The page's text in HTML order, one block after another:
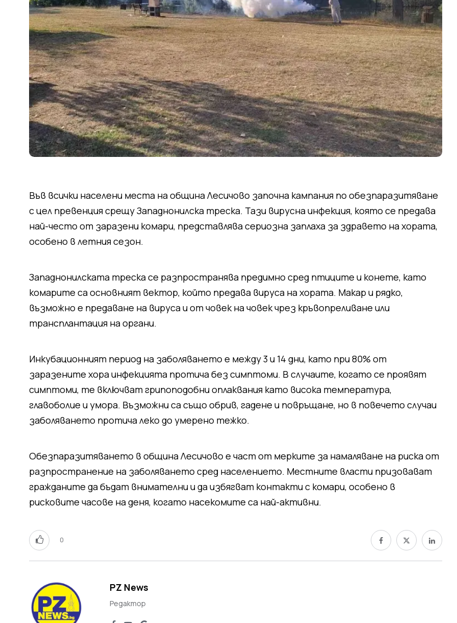
Във всички населени места на община Лесичово започна кампания по обезпаразитяване
с цел превенция срещу Западнонилска треска. Тази вирусна инфекция, която се предава
най-често от заразени комари, представлява сериозна заплаха за здравето на хората,
особено в летния сезон.
Западнонилската треска се разпространява предимно сред птиците и конете, като
комарите са основният вектор, който предава вируса на хората. Макар и рядко,
възможно е предаване на вируса и от човек на човек чрез кръвопреливане или
трансплантация на органи.
Инкубационният период на заболяването е между 3 и 14 дни, като при 80% от
заразените хора инфекцията протича без симптоми. В случаите, когато се проявят
симптоми, те включват грипоподобни оплаквания като висока температура,
главоболие и умора. Възможни са също обрив, гадене и повръщане, но в повечето случаи
заболяването протича леко до умерено тежко.
Обезпаразитяването в община Лесичово е част от мерките за намаляване на риска от
разпространение на заболяването сред населението. Местните власти призовават
гражданите да бъдат внимателни и да избягват контакти с комари, особено в
рисковите часове на деня, когато насекомите са най-активни.
0
PZ News
Редактор